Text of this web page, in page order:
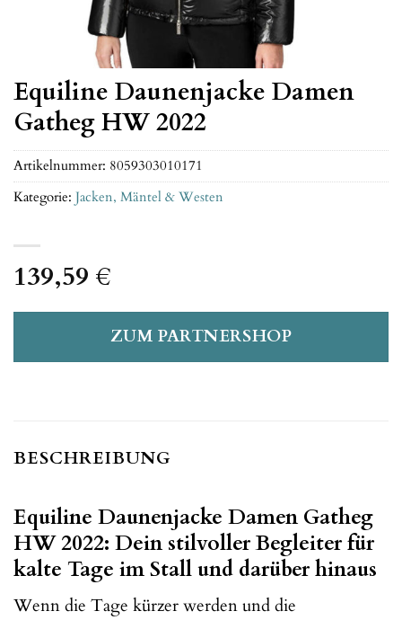
Equiline Daunenjacke Damen
Gatheg HW 2022
139,59 €
ZUM PARTNERSHOP
Artikelnummer: 8059303010171
Kategorie: Jacken, Mäntel & Westen
BESCHREIBUNG
Equiline Daunenjacke Damen Gatheg
HW 2022: Dein stilvoller Begleiter für
kalte Tage im Stall und darüber hinaus
Wenn die Tage kürzer werden und die